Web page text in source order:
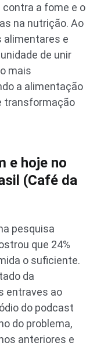
a fome e o
na nutrição. Ao
alimentares e
de unir
mais
a alimentação
transformação
e hoje no
(Café da
pesquisa
que 24%
o suficiente.
da
entraves ao
do podcast
do problema,
anteriores e